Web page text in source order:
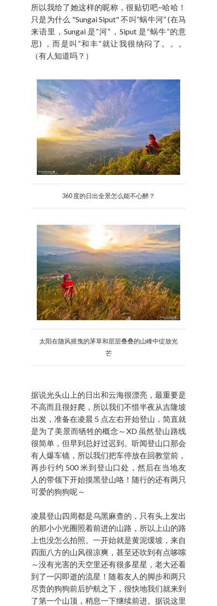
所以我给了她这样的昵称，很贴切吧~哈哈！
只是为什么 "Sungai Siput" 不叫“蜗牛河” (在马
来语里，Sungai 是“河“，Siput 是“蜗牛”的意
思) ，而是叫“和丰”就让我很纳闷了。。。
（有人知道吗？）
360 度的日出全景怎么能不心醉？
太阳在随风摇曳的茅草和层层叠叠的山峰中绽放光
芒
据说光头山上的日出和云海很漂亮，最重要是
不高而且很好爬，所以我们不惜半夜从吉隆坡
出发，准备在凌晨 5 点左右开始登山，简直就
是为了美景而牺牲的概念～XD 虽然登山路线
很简单，但早到总好过迟到。听闻登山口那会
有人爆车镜，所以我们把车停放在回教堂前，
再步行约 500 米到登山口处，然后在当地友
人的带领下开始摸黑登山咯！随行的还有两只
可爱的狗狗呢～
凌晨登山四周都是乌黑麻查的，只有头上发出
的那小小光圈照着前进的山路，所以上山的路
上也没怎么拍照。一开始就是黄泥缓坡，来自
四面八方的山风很凉爽，甚至还吹到有点哆嗦
～没有光害的天空里还有很多星星，老大还看
到了一闪即逝的流星！随着友人的脚步和两只
尽责的狗狗前后护航之下，很快地我们就来到
了第一个山顶，稍息一下继续前进。据说这里